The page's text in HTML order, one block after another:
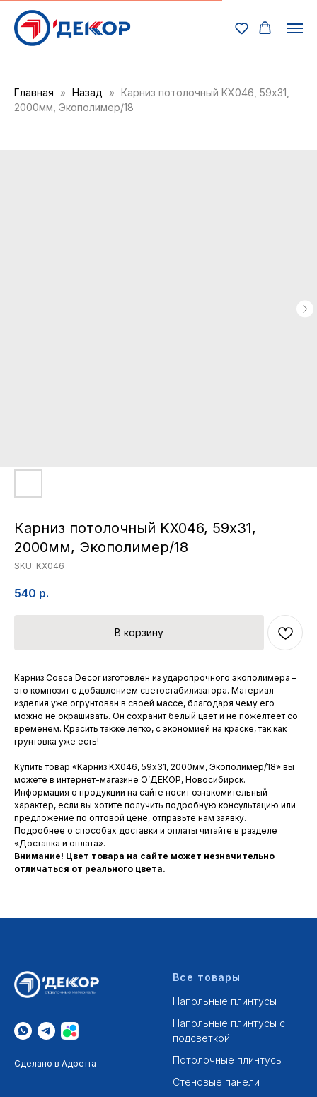
Главная Назад
Карниз потолочный KX046, 59х31,
2000мм, Экополимер/18
Карниз потолочный KX046, 59х31,
2000мм, Экополимер/18
SKU: KX046
540 р.
В корзину
Карниз Cosca Decor изготовлен из ударопрочного экополимера –
это композит с добавлением светостабилизатора. Материал
изделия уже огрунтован в своей массе, благодаря чему его
можно не окрашивать. Он сохранит белый цвет и не пожелтеет со
временем. Красить также легко, с экономией на краске, так как
грунтовка уже есть!
Купить товар «Карниз KX046, 59х31, 2000мм, Экополимер/18» вы
можете в интернет-магазине О’ДЕКОР, Новосибирск.
Информация о продукции на сайте носит ознакомительный
характер, если вы хотите получить подробную консультацию или
предложение по оптовой цене, отправьте нам заявку.
Подробнее о способах доставки и оплаты читайте в разделе
«Доставка и оплата».
Внимание! Цвет товара на сайте может незначительно
отличаться от реального цвета.
Сделано в Адретта
Все товары
Напольные плинтусы
Напольные плинтусы с
подсветкой
Потолочные плинтусы
Стеновые панели